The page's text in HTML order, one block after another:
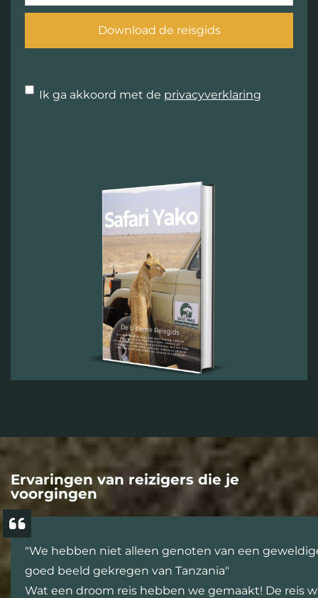
Instemming
Ik ga akkoord met de privacyverklaring
Ervaringen van reizigers die je
voorgingen
"We hebben niet alleen genoten van een
goed beeld gekregen van Tanzania"
Wat een droom reis hebben we gemaakt! De reis